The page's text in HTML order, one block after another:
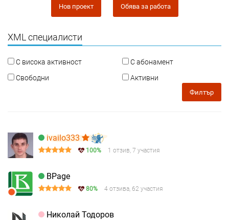
Нов проект Обява за работа
XML специалисти
С висока активност
С абонамент
Свободни
Активни
Филтър
ivailo333
100% 1 отзив, 7 участия
BPage
80% 4 отзива, 62 участия
Николай Тодоров